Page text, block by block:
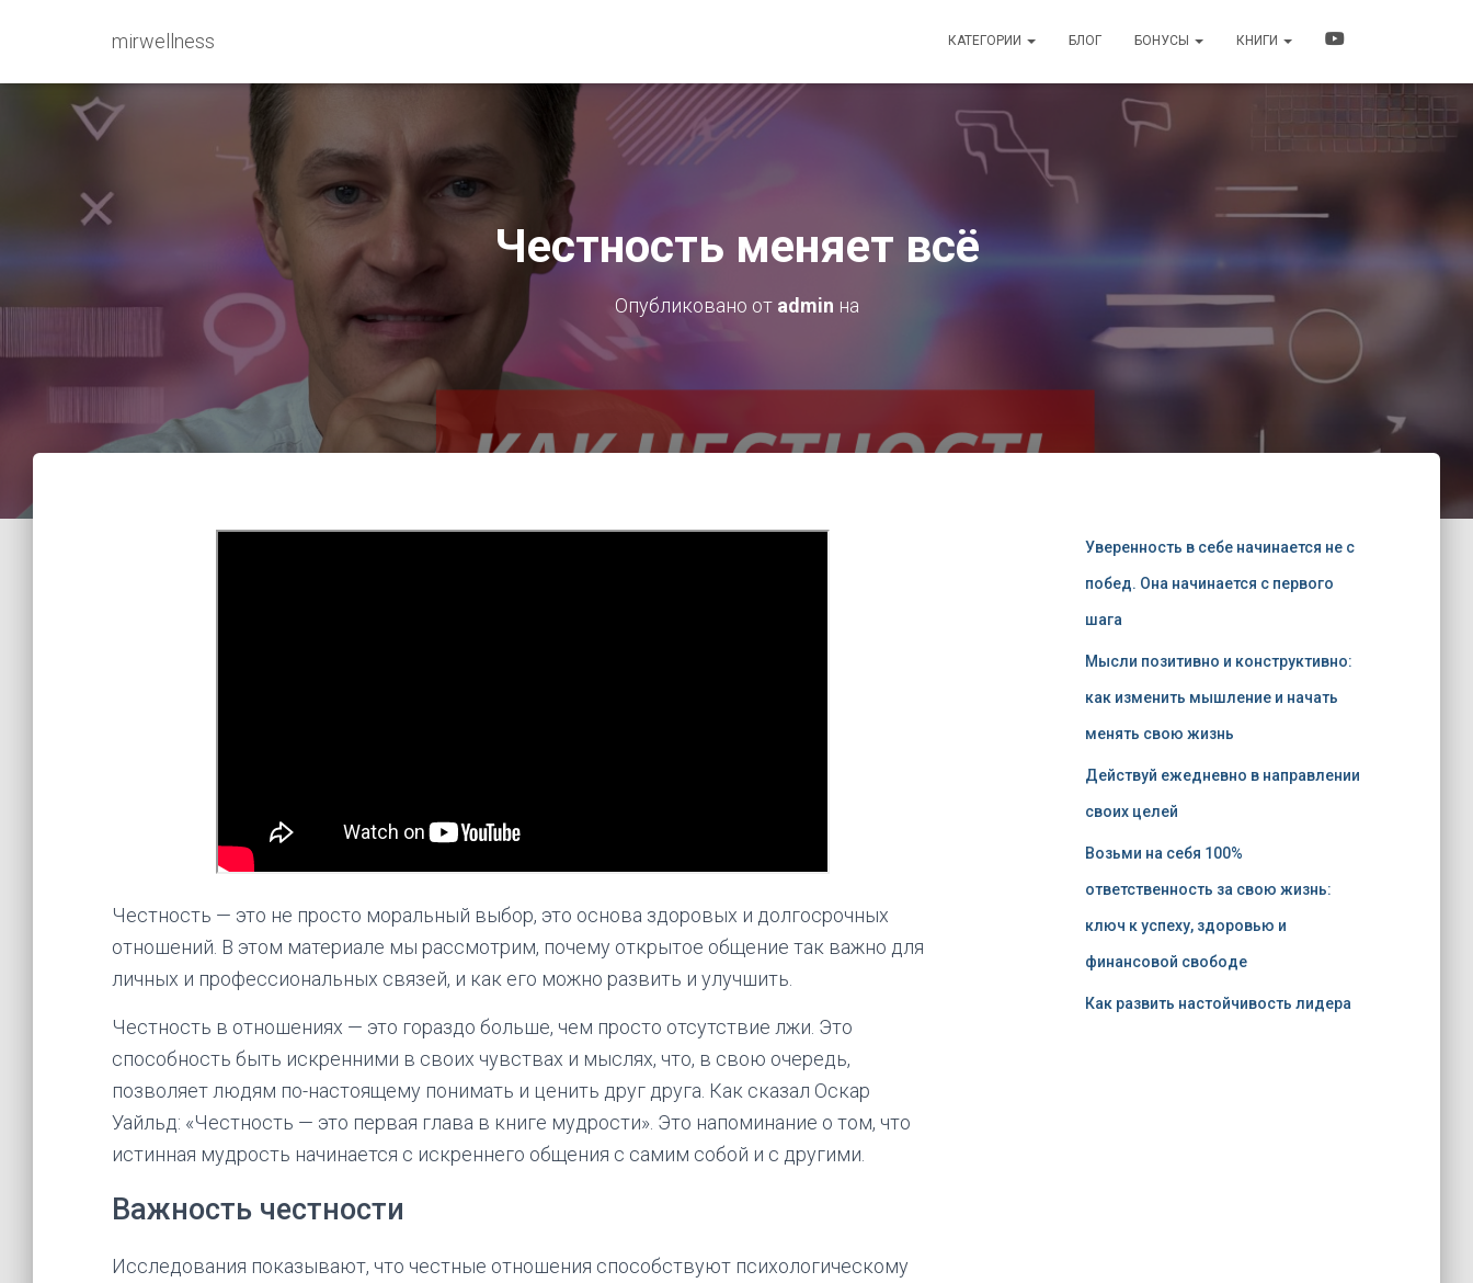
mirwellness КАТЕГОРИИ БЛОГ БОНУСЫ КНИГИ
Честность меняет всё
Опубликовано от admin на
Честность — это не просто моральный выбор, это основа здоровых и долгосрочных
отношений. В этом материале мы рассмотрим, почему открытое общение так важно для
личных и профессиональных связей, и как его можно развить и улучшить.
Честность в отношениях — это гораздо больше, чем просто отсутствие лжи. Это
способность быть искренними в своих чувствах и мыслях, что, в свою очередь,
позволяет людям по-настоящему понимать и ценить друг друга. Как сказал Оскар
Уайльд: «Честность — это первая глава в книге мудрости». Это напоминание о том, что
истинная мудрость начинается с искреннего общения с самим собой и с другими.
Важность честности
Исследования показывают, что честные отношения способствуют психологическому
Уверенность в себе начинается не с
побед. Она начинается с первого
шага
Мысли позитивно и конструктивно:
как изменить мышление и начать
менять свою жизнь
Действуй ежедневно в направлении
своих целей
Возьми на себя 100%
ответственность за свою жизнь:
ключ к успеху, здоровью и
финансовой свободе
Как развить настойчивость лидера